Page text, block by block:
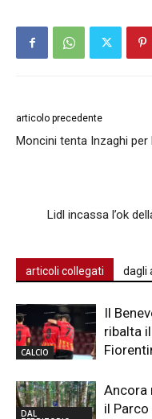
articolo precedente
Moncini tenta Inzaghi per
Lidl incassa l’ok
articoli collegati dagli
CALCIO
Il
ribalta
DAL
Ancora
il Parco